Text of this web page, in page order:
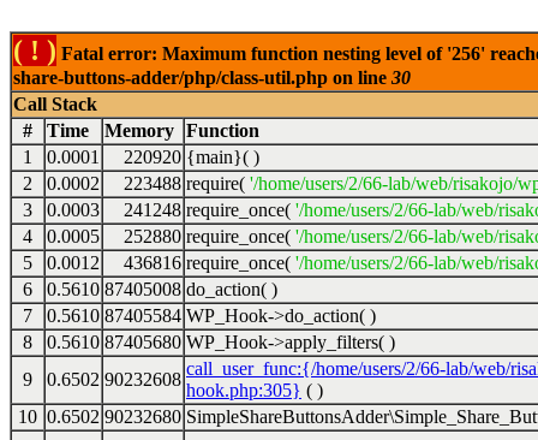
( ! ) Fatal error: Maximum function nesting level of '256'
share-buttons-adder/php/class-util.php on line 30
Call Stack
#
Time Memory Function
1
0.0001 220920 {main}( )
2
0.0002 223488 require( '/home/users/2/66-lab/web/risakojo/
3
0.0003 241248 require_once( '/home/users/2/66-lab/web/
4
0.0005 252880 require_once( '/home/users/2/66-lab/web/
5
0.0012 436816 require_once( '/home/users/2/66-lab/web/
6
0.5610 87405008 do_action( )
7
0.5610 87405584 WP_Hook->do_action( )
8
0.5610 87405680 WP_Hook->apply_filters( )
9
0.6502 90232608
call_user_func:{/home/users/2/66-lab/web/
hook.php:305} ( )
10 0.6502 90232680